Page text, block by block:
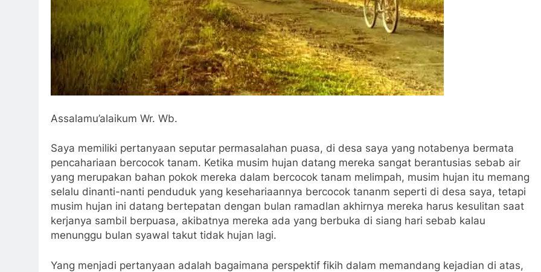
Assalamu’alaikum Wr. Wb.
Saya memiliki pertanyaan seputar permasalahan puasa, di desa saya yang notabenya bermata
pencahariaan bercocok tanam. Ketika musim hujan datang mereka sangat berantusias sebab air
yang merupakan bahan pokok mereka dalam bercocok tanam melimpah, musim hujan itu memang
selalu dinanti-nanti penduduk yang kesehariaannya bercocok tananm seperti di desa saya, tetapi
musim hujan ini datang bertepatan dengan bulan ramadlan akhirnya mereka harus kesulitan saat
kerjanya sambil berpuasa, akibatnya mereka ada yang berbuka di siang hari sebab kalau
menunggu bulan syawal takut tidak hujan lagi.
Yang menjadi pertanyaan adalah bagaimana perspektif fikih dalam memandang kejadian di atas,